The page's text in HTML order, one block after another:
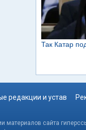
редакции и устав
сайта